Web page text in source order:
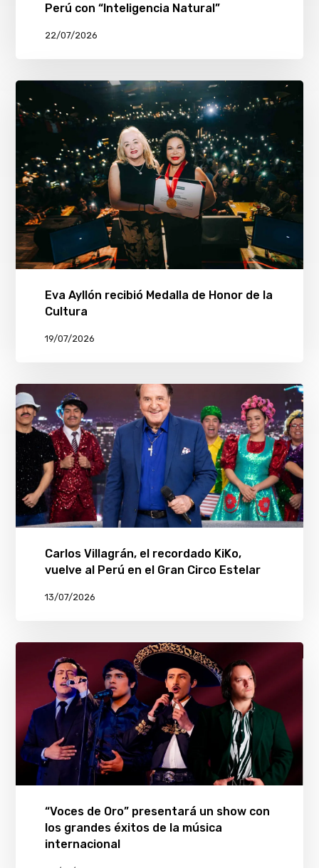
Perú con “Inteligencia Natural”
22/07/2026
Eva Ayllón recibió Medalla de Honor de la
Cultura
19/07/2026
Carlos Villagrán, el recordado KiKo,
vuelve al Perú en el Gran Circo Estelar
13/07/2026
“Voces de Oro” presentará un show con
los grandes éxitos de la música
internacional